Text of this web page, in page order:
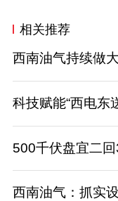
相关推荐
西南油气持续做
科技赋能“西电东
500千伏盘宜二
西南油气：抓实